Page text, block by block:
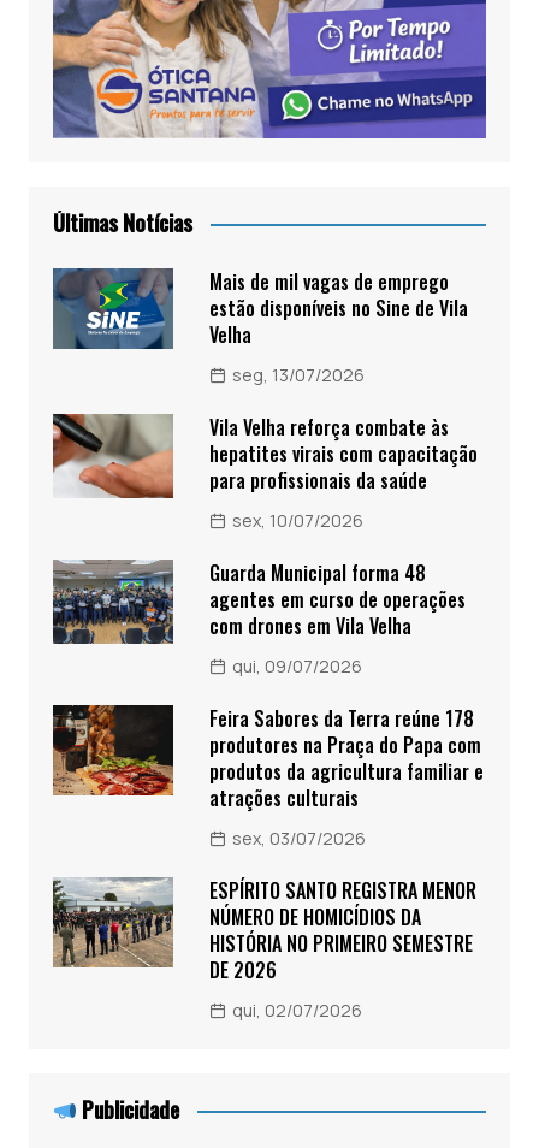
Últimas Notícias
Mais de mil vagas de emprego
estão disponíveis no Sine de Vila
Velha
seg, 13/07/2026
Vila Velha reforça combate às
hepatites virais com capacitação
para profissionais da saúde
sex, 10/07/2026
Guarda Municipal forma 48
agentes em curso de operações
com drones em Vila Velha
qui, 09/07/2026
Feira Sabores da Terra reúne 178
produtores na Praça do Papa com
produtos da agricultura familiar e
atrações culturais
sex, 03/07/2026
ESPÍRITO SANTO REGISTRA MENOR
NÚMERO DE HOMICÍDIOS DA
HISTÓRIA NO PRIMEIRO SEMESTRE
DE 2026
qui, 02/07/2026
Publicidade